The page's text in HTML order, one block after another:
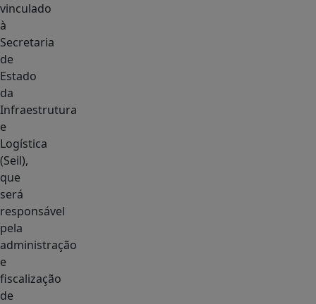
vinculado
à
Secretaria
de
Estado
da
Infraestrutura
e
Logística
(Seil),
que
será
responsável
pela
administração
e
fiscalização
de